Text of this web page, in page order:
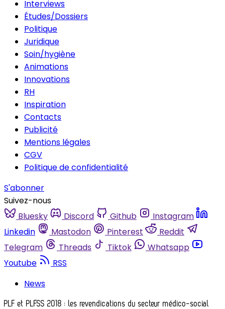
Interviews
Études/Dossiers
Politique
Juridique
Soin/hygiène
Animations
Innovations
RH
Inspiration
Contacts
Publicité
Mentions légales
CGV
Politique de confidentialité
S'abonner
Suivez-nous
Bluesky
Discord Github
Instagram
Linkedin
Mastodon Pinterest
Reddit
Telegram
Threads Tiktok
Whatsapp
Youtube
RSS
News
PLF et PLFSS 2018 : les revendications du secteur médico-social